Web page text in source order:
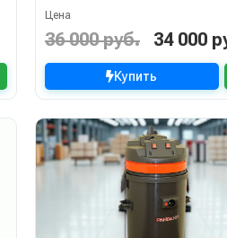
Цена
36 000 руб. 34 000
Купить